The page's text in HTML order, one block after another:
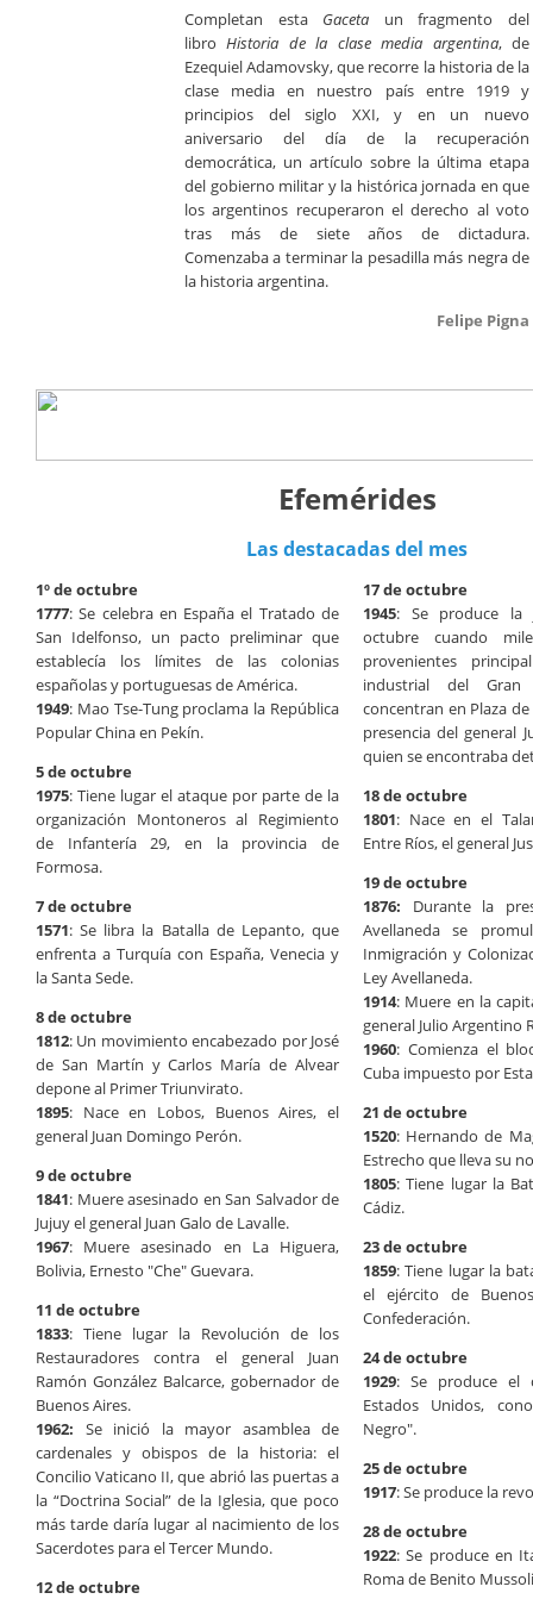
Completan esta Gaceta un fragmento del
libroHistoria de la clase media argentina, de
Ezequiel Adamovsky, que recorre la historia de la
clase media en nuestro país entre 1919 y
principios del siglo XXI, y en un nuevo
aniversario del día de la recuperación
democrática, un artículo sobre la última etapa
del gobierno militar y la histórica jornada en que
los argentinos recuperaron el derecho al voto
tras más de siete años de dictadura.
Comenzaba a terminar la pesadilla más negra de
la historia argentina.
Felipe Pigna
Efemérides
Las destacadas del mes
1º de octubre
1777: Se celebra en España el Tratado de
San Idelfonso, un pacto preliminar que
establecía los límites de las colonias
españolas y portuguesas de América.
1949: Mao Tse-Tung proclama la República
Popular China en Pekín.
5 de octubre
1975: Tiene lugar el ataque por parte de la
organización Montoneros al Regimiento
de Infantería 29, en la provincia de
Formosa.
7 de octubre
1571: Se libra la Batalla de Lepanto, que
enfrenta a Turquía con España, Venecia y
la Santa Sede.
8 de octubre
1812: Un movimiento encabezado por José
de San Martín y Carlos María de Alvear
depone al Primer Triunvirato.
1895: Nace en Lobos, Buenos Aires, el
general Juan Domingo Perón.
9 de octubre
1841: Muere asesinado en San Salvador de
Jujuy el general Juan Galo de Lavalle.
1967: Muere asesinado en La Higuera,
Bolivia, Ernesto "Che" Guevara.
11 de octubre
1833: Tiene lugar la Revolución de los
Restauradores contra el general Juan
Ramón González Balcarce, gobernador de
Buenos Aires.
1962: Se inició la mayor asamblea de
cardenales y obispos de la historia: el
Concilio Vaticano II, que abrió las puertas a
la “Doctrina Social” de la Iglesia, que poco
más tarde daría lugar al nacimiento de los
Sacerdotes para el Tercer Mundo.
12 de octubre
17 de octubre
1945: Se produce la
octubre cuando
provenientes
industrial del
concentran en Plaza
presencia del general
quien se encontraba
18 de octubre
1801: Nace en el
Entre Ríos, el general
19 de octubre
1876: Durante la
Avellaneda se
Inmigración y
Ley Avellaneda.
1914: Muere en la
general Julio Argentino
1960: Comienza el
Cuba impuesto por
21 de octubre
1520: Hernando de
Estrecho que lleva su
1805: Tiene lugar la
Cádiz.
23 de octubre
1859: Tiene lugar la
el ejército de
Confederación.
24 de octubre
1929: Se produce el
Estados Unidos,
Negro".
25 de octubre
1917: Se produce la
28 de octubre
1922: Se produce en
Roma de Benito